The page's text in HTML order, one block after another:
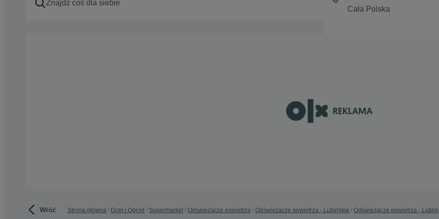
Wróć Strona główna Dom i Ogród Supermarket Odświeżacze powietrza Odświeżacze powietrza - Lubelskie Odświeżacze powietrza - Lublin